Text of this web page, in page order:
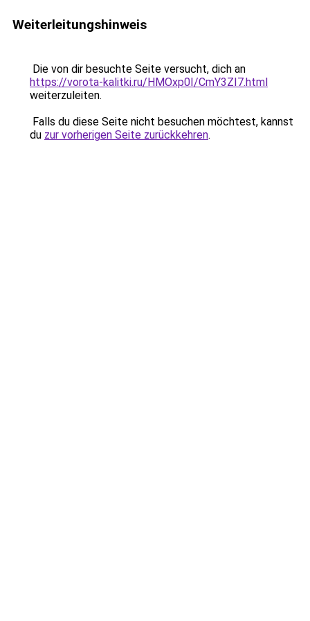
Weiterleitungshinweis
Die von dir besuchte Seite versucht, dich an
https://vorota-kalitki.ru/HMOxp0I/CmY3ZI7.html
weiterzuleiten.
Falls du diese Seite nicht besuchen möchtest, kannst
du zur vorherigen Seite zurückkehren.